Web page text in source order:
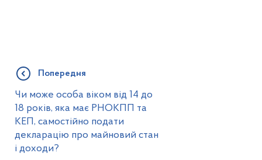
Попередня
Чи може особа віком від 14 до
18 років, яка має РНОКПП та
КЕП, самостійно подати
декларацію про майновий стан
і доходи?